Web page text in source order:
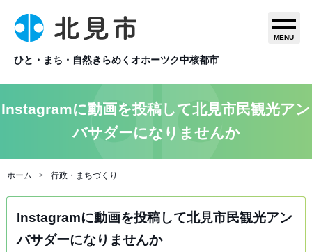
ひと・まち・自然きらめくオホーツク中核都市
MENU
Instagramに動画を投稿して北見市民観光アン
バサダーになりませんか
ホーム 行政・まちづくり
Instagramに動画を投稿して北見市民観光アン
バサダーになりませんか